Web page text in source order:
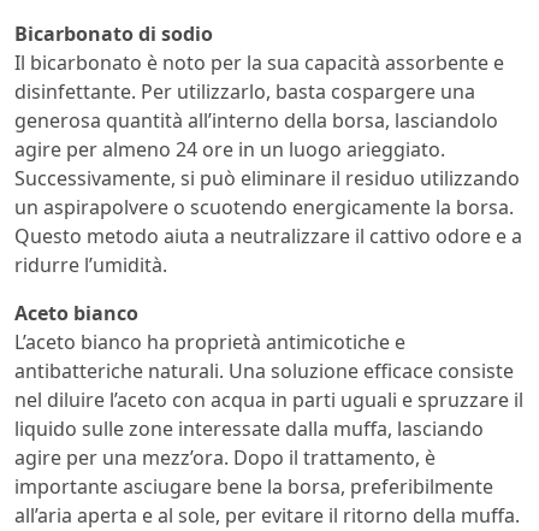
Bicarbonato di sodio
Il bicarbonato è noto per la sua capacità assorbente e
disinfettante. Per utilizzarlo, basta cospargere una
generosa quantità all’interno della borsa, lasciandolo
agire per almeno 24 ore in un luogo arieggiato.
Successivamente, si può eliminare il residuo utilizzando
un aspirapolvere o scuotendo energicamente la borsa.
Questo metodo aiuta a neutralizzare il cattivo odore e a
ridurre l’umidità.
Aceto bianco
L’aceto bianco ha proprietà antimicotiche e
antibatteriche naturali. Una soluzione efficace consiste
nel diluire l’aceto con acqua in parti uguali e spruzzare il
liquido sulle zone interessate dalla muffa, lasciando
agire per una mezz’ora. Dopo il trattamento, è
importante asciugare bene la borsa, preferibilmente
all’aria aperta e al sole, per evitare il ritorno della muffa.